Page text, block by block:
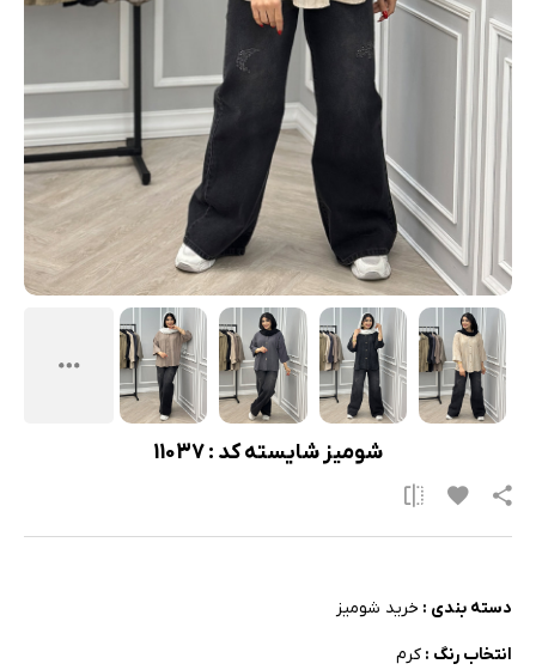
شومیز شایسته کد : 11037
دسته بندی : خرید شومیز
انتخاب رنگ : کرم